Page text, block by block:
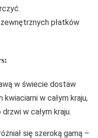
płatków
w świecie dostaw
w całym kraju,
w całym kraju.
się szeroką gamą –